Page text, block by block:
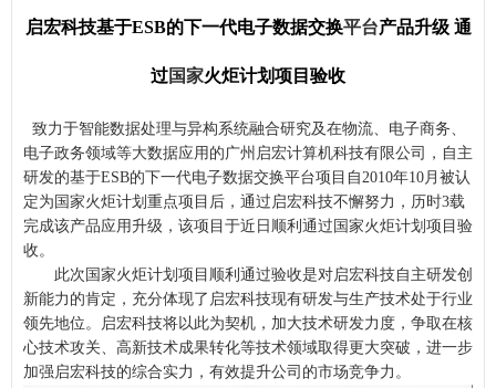
启宏科技基于ESB的下一代电子数据交换平台产品升级 通
过国家火炬计划项目验收
致力于智能数据处理与异构系统融合研究及在物流、电子商务、
电子政务领域等大数据应用的广州启宏计算机科技有限公司
，自主
研发的基于ESB的下一代电子数据交换平台项目自2010年10月被认
定为 国家火炬计划重点项目后，通过启宏科技不懈努力，历时3载
完成该产品应用升级，该项目于近日顺利通过 国家火炬计划项目验
收。
此次国家火炬计划项目顺利通过验收是对启宏科技自主研发创
新能力的肯定，充分体现了启宏科技现有研发与生产技术处于行业
领先地位。启宏科技将以此为契机，加大技术研发力度，争取在核
心技术攻关、高新技术成果转化等技术领域取得更大突破，进一步
加强启宏科技的综合实力，有效提升公司 的市场竞争力。